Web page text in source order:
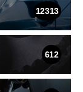
12313
612